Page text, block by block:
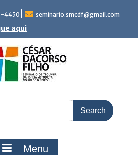
4450 seminario.smcdf@gmail.com
aqui
Menu